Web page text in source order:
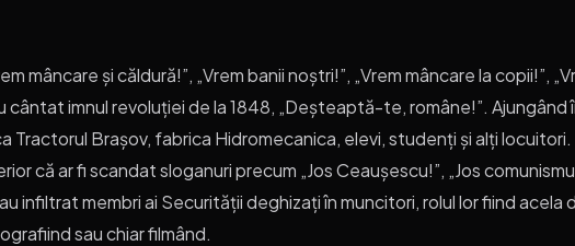
și căldură!”, „Vrem banii noștri!”, „Vrem mâncare la copii!”,
imnul revoluției de la 1848, „Deșteaptă-te, române!”. Ajungând
Tractorul Brașov, fabrica Hidromecanica, elevi, studenți și alți
că ar fi scandat sloganuri precum „Jos Ceaușescu!”, „Jos
infiltrat membri ai Securității deghizați în muncitori, rolul lor fiind acela
sau chiar filmând.